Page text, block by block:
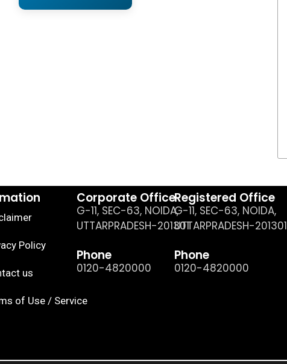
Policy
us
of Use / Service
Corporate Office
G-11, SEC-63, NOIDA,
UTTARPRADESH-201301
Phone
0120-4820000
Registered Office
G-11, SEC-63, NOIDA,
UTTARPRADESH-201301
Phone
0120-4820000